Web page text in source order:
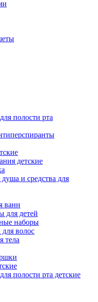
полости рта
детские
и средства для
ванн
для детей
наборы
для волос
тела
полости рта детские